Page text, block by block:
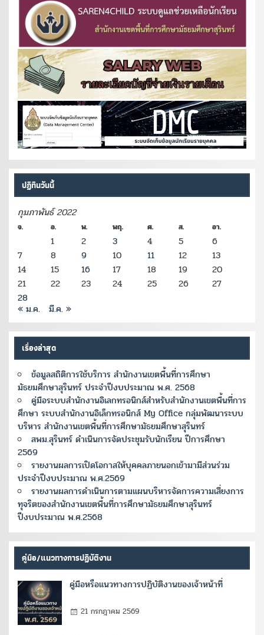
ปฏิทินวันนี้
กุมภาพันธ์ 2022
จ. อ. พ. พฤ. ศ. ส. อา.
1 2 3 4 5
6
7
8 9 10 11 12
13
14
15 16 17 18 19
20
21
22 23 24 25 26
27
28
« ม.ค. มี.ค. »
เรื่องล่าสุด
ข้อมูลสถิติการใช้บริการ สำนักงานเขตพื้นที่การศึกษา
มัธยมศึกษาสุรินทร์ ประจำปีงบประมาณ พ.ศ. 2568
คู่มือระบบสำนักงานอิเลกทรอนิกส์สำหรับสำนักงานเขตพื้นที่การ
ศึกษา ระบบสำนักงานอิเล็กทรอนิกส์ My Office กลุ่มพัฒนาระบบ
บริหาร สำนักงานเขตพื้นที่การศึกษามัธยมศึกษาสุรินทร์
สพม.สุรินทร์ ดำเนินการจัดประชุมรับนักเรียน ปีการศึกษา
2569
รายงานผลการเปิดโอกาสให้บุคคลภายนอกเข้ามามีส่วนร่วม
ประจำปีงบประมาณ พ.ศ.2569
รายงานผลการดำเนินการตามแผนบริหารจัดการความเสี่ยงการ
ทุจริตของสำนักงานเขตพื้นที่การศึกษามัธยมศึกษาสุรินทร์
ปีงบประมาณ พ.ศ.2568
คู่มือ/แนวทางการปฏิบัติงาน
คู่มือหรือแนวทางการปฏิบัติงานของเจ้าหน้าที่
21 กรกฎาคม 2569